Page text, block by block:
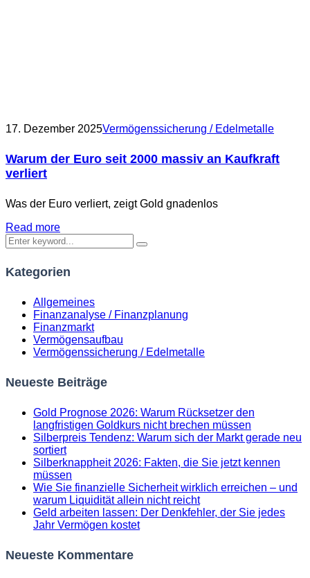
17. Dezember 2025Vermögenssicherung / Edelmetalle
Warum der Euro seit 2000 massiv an Kaufkraft
verliert
Was der Euro verliert, zeigt Gold gnadenlos
Read more
Kategorien
Allgemeines
Finanzanalyse / Finanzplanung
Finanzmarkt
Vermögensaufbau
Vermögenssicherung / Edelmetalle
Neueste Beiträge
Gold Prognose 2026: Warum Rücksetzer den
langfristigen Goldkurs nicht brechen müssen
Silberpreis Tendenz: Warum sich der Markt gerade neu
sortiert
Silberknappheit 2026: Fakten, die Sie jetzt kennen
müssen
Wie Sie finanzielle Sicherheit wirklich erreichen – und
warum Liquidität allein nicht reicht
Geld arbeiten lassen: Der Denkfehler, der Sie jedes
Jahr Vermögen kostet
Neueste Kommentare